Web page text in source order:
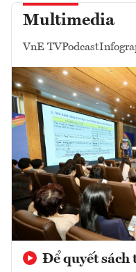
Multimedia
VnE TVPodcast
Để quyết sách